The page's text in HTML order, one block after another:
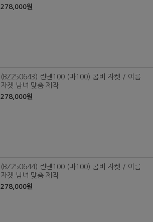
278,000원
(BZ250643) 린넨100 (마100) 콤비 자켓 / 여름
자켓 남녀 맞춤 제작
278,000원
(BZ250644) 린넨100 (마100) 콤비 자켓 / 여름
자켓 남녀 맞춤 제작
278,000원